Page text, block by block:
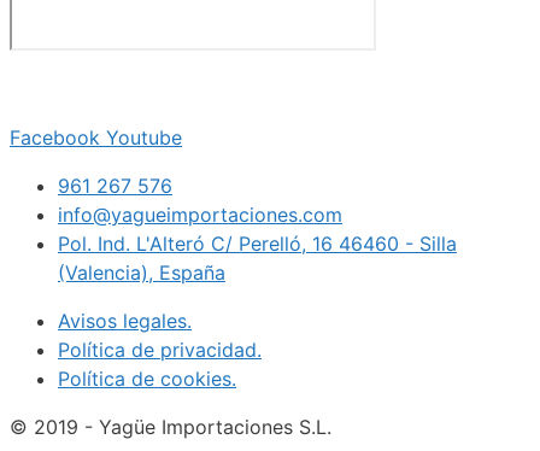
Facebook Youtube
961 267 576
info@yagueimportaciones.com
Pol. Ind. L'Alteró C/ Perelló, 16 46460 - Silla
(Valencia), España
Avisos legales.
Política de privacidad.
Política de cookies.
© 2019 - Yagüe Importaciones S.L.